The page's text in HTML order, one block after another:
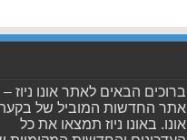
ברוכים הבאים לאתר אונו ניוז –
אתר החדשות המוביל של
אונו. באונו ניוז תמצאו את כל